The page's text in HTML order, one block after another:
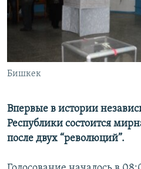
Бишкек
Впервые в истории
Республики состоится
после двух “революций”.